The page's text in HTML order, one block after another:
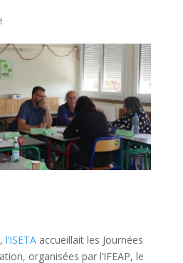
l’ISETAaccueillait les Journées
organisées par l’IFEAP, le